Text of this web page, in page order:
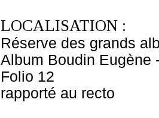
LOCALISATION :
Réserve des grands
Album Boudin Eugène
Folio 12
rapporté au recto